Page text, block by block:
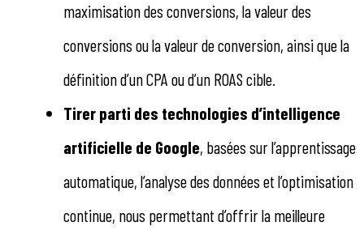
maximisation des conversions, la valeur des
conversions ou la valeur de conversion, ainsi que la
définition d’un CPA ou d’un ROAS cible.
Tirer parti des technologies d’intelligence
artificielle de Google, basées sur l’apprentissage
automatique, l’analyse des données et l’optimisation
continue, nous permettant d’offrir la meilleure